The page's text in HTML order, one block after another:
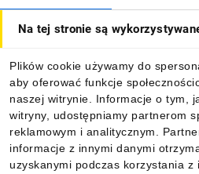
Na tej stronie są
Plików cookie używamy do
aby oferować funkcje
naszej witrynie. Informacje o tym,
witryny, udostępniamy partnerom
reklamowym i analitycznym.
informacje z innymi danymi
uzyskanymi podczas korzystania z
Informacje
Pobierz naszą